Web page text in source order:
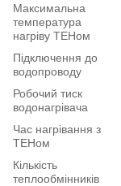
Максимальна
температура
нагріву ТЕНом
Підключення до
водопроводу
Робочий тиск
водонагрівача
Час нагрівання з
ТЕНом
Кількість
теплообмінників